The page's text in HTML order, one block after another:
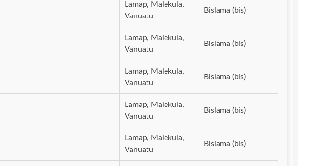
Lamap, Malekula,
Vanuatu
Bislama (bis)
Lamap, Malekula,
Vanuatu
Bislama (bis)
Lamap, Malekula,
Vanuatu
Bislama (bis)
Lamap, Malekula,
Vanuatu
Bislama (bis)
Lamap, Malekula,
Vanuatu
Bislama (bis)